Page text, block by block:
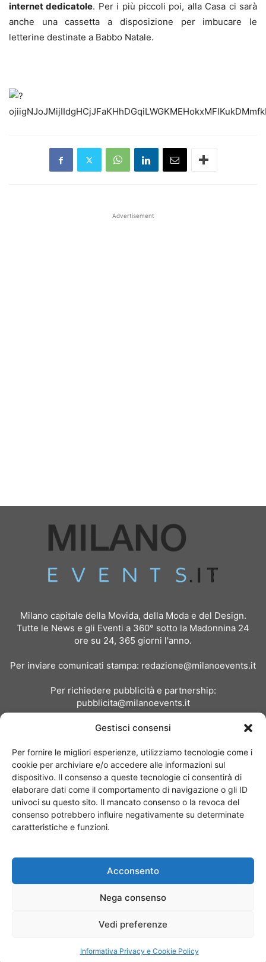
Gestisci consensi
Per fornire le migliori esperienze, utilizziamo tecnologie come i
cookie per archiviare e/o accedere alle informazioni sul
dispositivo. Il consenso a queste tecnologie ci consentirà di
elaborare dati come il comportamento di navigazione o gli ID
univoci su questo sito. Il mancato consenso o la revoca del
consenso potrebbero influire negativamente su determinate
caratteristiche e funzioni.
Acconsento
Nega consenso
Vedi preferenze
Informativa Privacy e Cookie Policy
internet dedicatole. Per i più piccoli poi, alla Casa ci sarà
anche una cassetta a disposizione per imbucare le
letterine destinate a Babbo Natale.
Advertisement
Milano capitale della Movida, della Moda e del Design.
Tutte le News e gli Eventi a 360° sotto la Madonnina 24
ore su 24, 365 giorni l'anno.
Per inviare comunicati stampa: redazione@milanoevents.it
Per richiedere pubblicità e partnership:
pubblicita@milanoevents.it
Chi siamo I Nostri Clienti
© Copyright 2017 - MilanoEvents.it© managed by